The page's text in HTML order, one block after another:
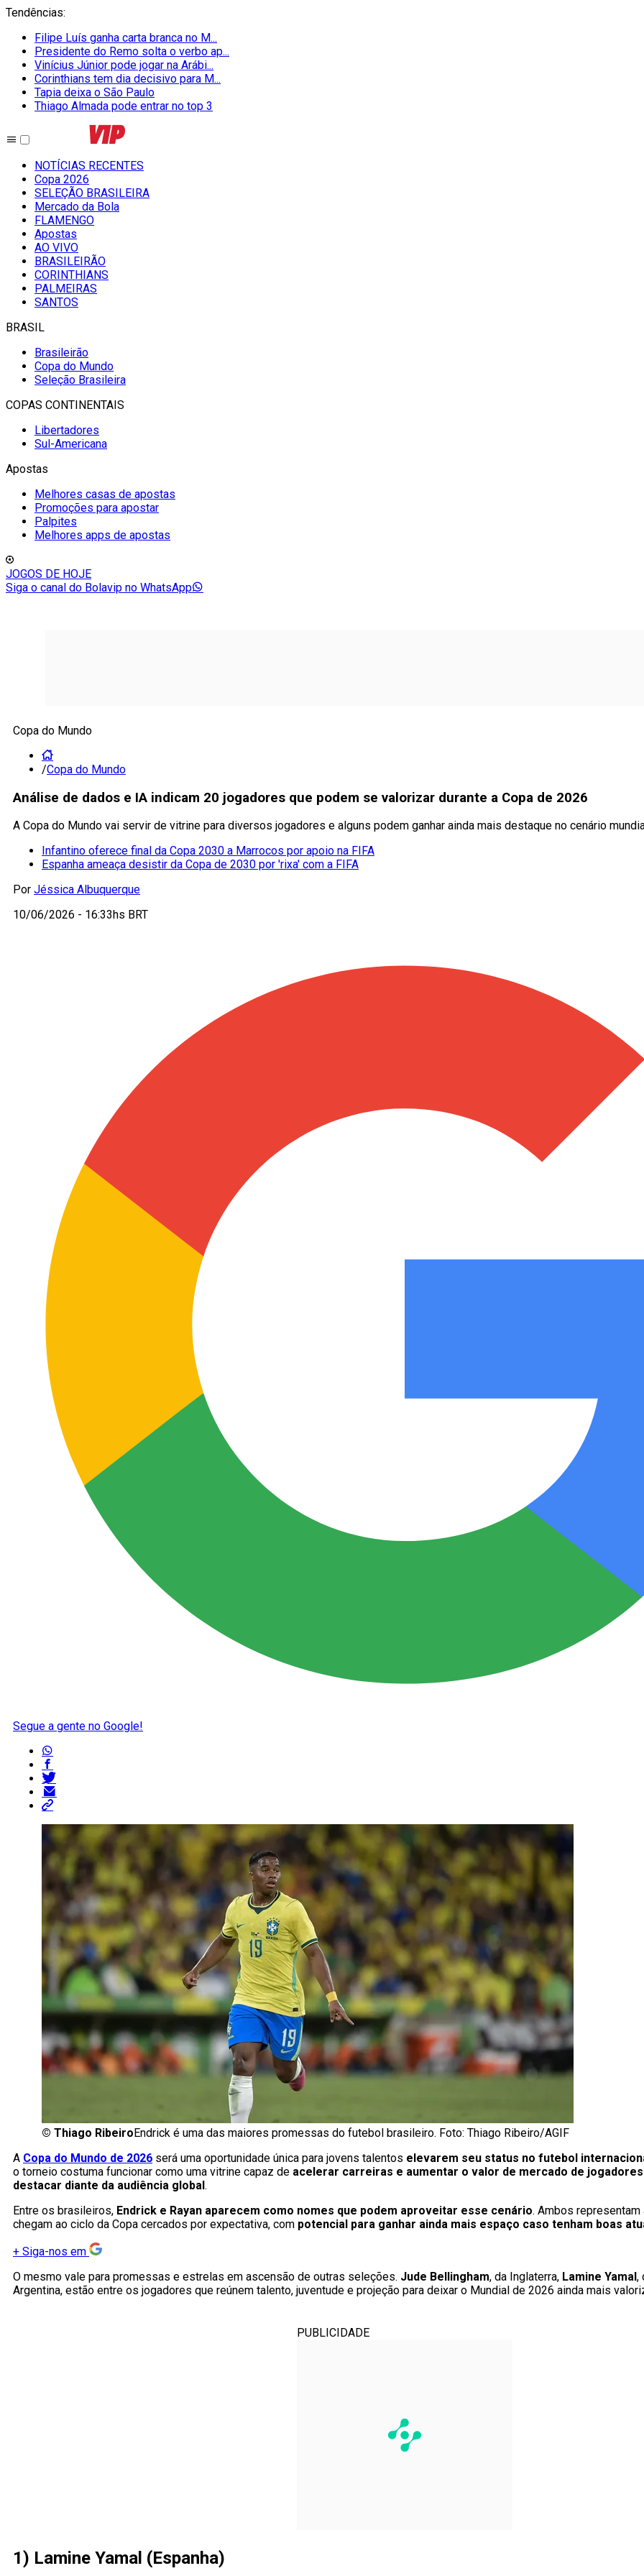
Tendências:
Filipe Luís ganha carta branca no M...
Presidente do Remo solta o verbo ap...
Vinícius Júnior pode jogar na Arábi...
Corinthians tem dia decisivo para M...
Tapia deixa o São Paulo
Thiago Almada pode entrar no top 3
NOTÍCIAS RECENTES
Copa 2026
SELEÇÃO BRASILEIRA
Mercado da Bola
FLAMENGO
Apostas
AO VIVO
BRASILEIRÃO
CORINTHIANS
PALMEIRAS
SANTOS
BRASIL
Brasileirão
Copa do Mundo
Seleção Brasileira
COPAS CONTINENTAIS
Libertadores
Sul-Americana
Apostas
Melhores casas de apostas
Promoções para apostar
Palpites
Melhores apps de apostas
JOGOS DE HOJE
Siga o canal do Bolavip no WhatsApp
Copa do Mundo
/Copa do Mundo
Análise de dados e IA indicam 20 jogadores que podem se valorizar durante a Copa de 2026
A Copa do Mundo vai servir de vitrine para diversos jogadores e alguns podem ganhar ainda mais destaque no cenário
Infantino oferece final da Copa 2030 a Marrocos por apoio na FIFA
Espanha ameaça desistir da Copa de 2030 por 'rixa' com a FIFA
Por Jéssica Albuquerque
10/06/2026 - 16:33hs BRT
Segue a gente no Google!
© Thiago Ribeiro Endrick é uma das maiores promessas do futebol brasileiro. Foto: Thiago Ribeiro/AGIF
A Copa do Mundo de 2026 será uma oportunidade única para jovens talentos elevarem seu status no futebol
o torneio costuma funcionar como uma vitrine capaz de acelerar carreiras e aumentar o valor de mercado de
destacar diante da audiência global .
Entre os brasileiros, Endrick e Rayan aparecem como nomes que podem aproveitar esse cenário. Ambos
chegam ao ciclo da Copa cercados por expectativa, com potencial para ganhar ainda mais espaço caso tenham boas
+ Siga-nos em
O mesmo vale para promessas e estrelas em ascensão de outras seleções. Jude Bellingham, da Inglaterra, Lamine Yamal ,
Argentina, estão entre os jogadores que reúnem talento, juventude e projeção para deixar o Mundial de 2026 ainda mais
PUBLICIDADE
1) Lamine Yamal (Espanha)